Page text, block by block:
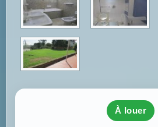
à louer